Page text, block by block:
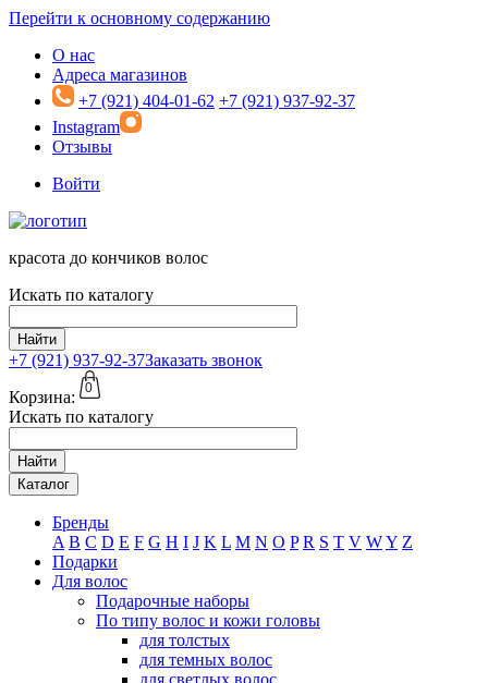
Перейти к основному содержанию
О нас
Адреса магазинов
+7 (921) 404-01-62 +7 (921) 937-92-37
Instagram
Отзывы
Войти
красота до кончиков волос
Искать по каталогу
Найти
+7 (921) 937-92-37Заказать звонок
Корзина:
0
Искать по каталогу
Найти
Каталог
Бренды
A B C D E F G H I J K L M N O P R S T V WY Z
Подарки
Для волос
Подарочные наборы
По типу волос и кожи головы
для толстых
для темных волос
для светлых волос